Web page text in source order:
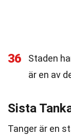
36
Staden
är en av
Sista
Tanger är en